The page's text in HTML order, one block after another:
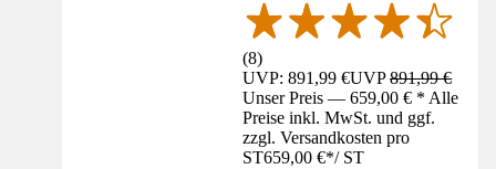
(8)
UVP: 891,99 €UVP891,99 €
Unser Preis — 659,00 € * Alle
Preise inkl. MwSt. und ggf.
zzgl. Versandkosten pro
ST659,00 €*/ ST